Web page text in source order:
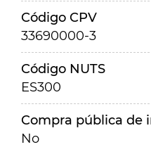
Código CPV
33690000-3
Código NUTS
ES300
Compra pública de
No